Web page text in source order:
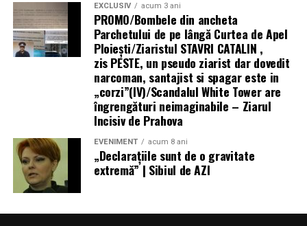
EXCLUSIV acum 3 ani
PROMO/Bombele din ancheta
Parchetului de pe lângă Curtea de Apel
Ploieşti/Ziaristul STAVRI CATALIN ,
zis PESTE, un pseudo ziarist dar dovedit
narcoman, santajist si spagar este in
„corzi”(IV)/Scandalul White Tower are
îngrengături neimaginabile – Ziarul
Incisiv de Prahova
EVENIMENT acum 8 ani
„Declaraţiile sunt de o gravitate
extremă” | Sibiul de AZI